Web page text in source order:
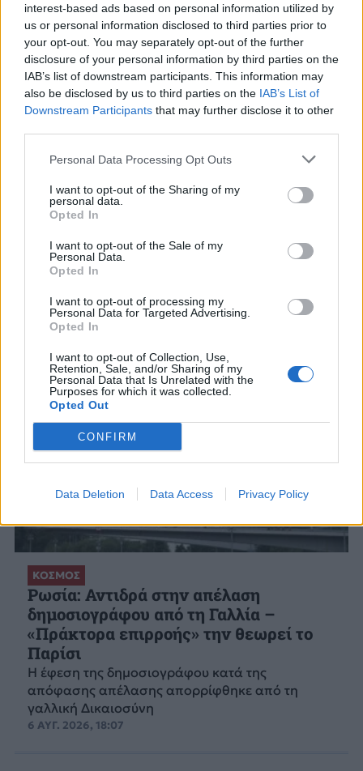
interest-based ads based on personal information utilized by
us or personal information disclosed to third parties prior to
your opt-out. You may separately opt-out of the further
disclosure of your personal information by third parties on the
IAB’s list of downstream participants. This information may
also be disclosed by us to third parties on the IAB’s List of
Downstream Participants that may further disclose it to other
Personal Data Processing Opt Outs
I want to opt-out of the Sharing of my
personal data.
Opted In
I want to opt-out of the Sale of my
Personal Data.
Opted In
I want to opt-out of processing my
Personal Data for Targeted Advertising.
Opted In
I want to opt-out of Collection, Use,
Retention, Sale, and/or Sharing of my
Personal Data that Is Unrelated with the
Purposes for which it was collected.
Opted Out
CONFIRM
Data Deletion Data Access Privacy Policy
ΔΙΑΦΗΜΙΣΗ
ΣΧΕΤΙΚΑ ΑΡΘΡΑ
ΚΟΣΜΟΣ
Ρωσία: Αντιδρά στην απέλαση
δημοσιογράφου από τη Γαλλία –
«Πράκτορα επιρροής» την θεωρεί το
Παρίσι
Η έφεση της δημοσιογράφου κατά της
απόφασης απέλασης απορρίφθηκε από τη
γαλλική Δικαιοσύνη
6 ΑΥΓ. 2026, 18:07